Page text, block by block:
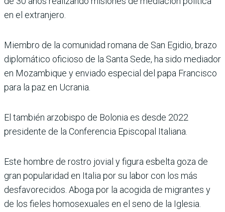
en el extranjero.
Miembro de la comunidad romana de San Egidio, brazo
diplomático oficioso de la Santa Sede, ha sido mediador
en Mozambique y enviado especial del papa Francisco
para la paz en Ucrania.
El también arzobispo de Bolonia es desde 2022
presidente de la Conferencia Episcopal Italiana.
Este hombre de rostro jovial y figura esbelta goza de
gran popularidad en Italia por su labor con los más
desfavorecidos. Aboga por la acogida de migrantes y
de los fieles homosexuales en el seno de la Iglesia.